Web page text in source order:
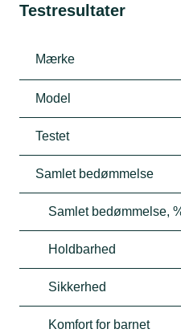
Testresultater
Mærke
Model
Testet
Samlet bedømmelse
Samlet bedømmelse,
Holdbarhed
Sikkerhed
Komfort for barnet